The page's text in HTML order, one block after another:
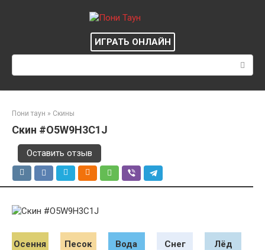
ИГРАТЬ ОНЛАЙН
Пони таун » Скины
Скин #O5W9H3C1J
Оставить отзыв
Осення
Песок Вода Снег Лёд